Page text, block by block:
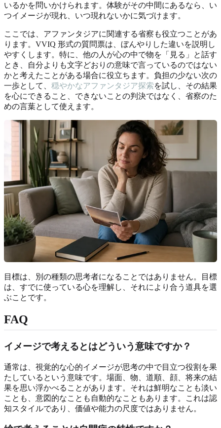
いるかを問いかけられます。体験がその中間にあるなら、い
つイメージが現れ、いつ現れないかに気づけます。
ここでは、アファンタジアに関連する省察も役立つことがあ
ります。VVIQ 形式の質問票は、ぼんやりした違いを説明し
やすくします。特に、他の人が心の中で物を「見る」と話す
とき、自分よりも文字どおりの意味で言っているのではない
かと考えたことがある場合に役立ちます。負担の少ない次の
一歩として、 穏やかなアファンタジア探索を試し、その結果
を心にできること、できないことの判決ではなく、省察のた
めの言葉として使えます。
目標は、別の種類の思考者になることではありません。目標
は、すでに使っている心を理解し、それにより合う道具を選
ぶことです。
FAQ
イメージで考えるとはどういう意味ですか？
通常は、視覚的な心的イメージが思考の中で目立つ役割を果
たしているという意味です。場面、物、道順、顔、将来の結
果を思い浮かべることがあります。それは鮮明なことも淡い
ことも、意図的なことも自動的なこともあります。これは認
知スタイルであり、価値や能力の尺度ではありません。